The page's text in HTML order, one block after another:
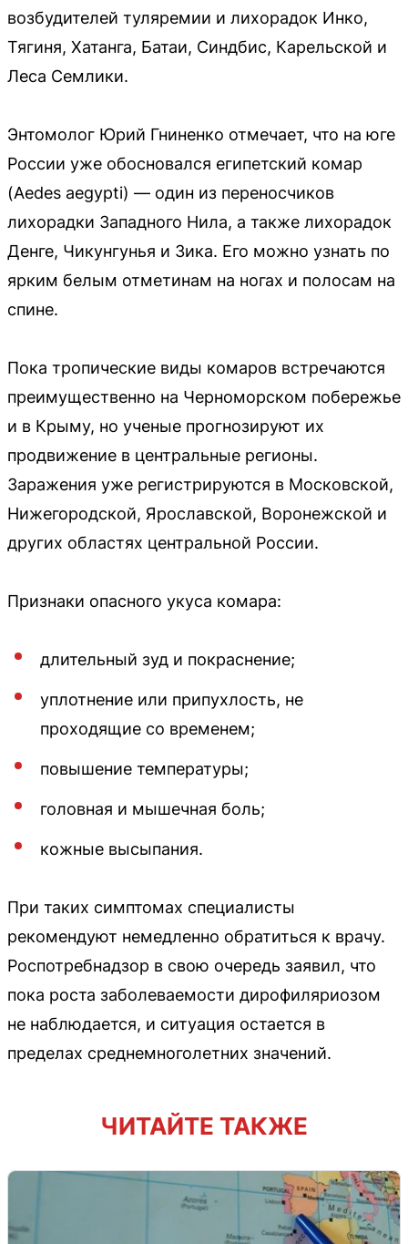
возбудителей туляремии и лихорадок Инко,
Тягиня, Хатанга, Батаи, Синдбис, Карельской и
Леса Семлики.
Энтомолог Юрий Гниненко отмечает, что на юге
России уже обосновался египетский комар
(Aedes aegypti) — один из переносчиков
лихорадки Западного Нила, а также лихорадок
Денге, Чикунгунья и Зика. Его можно узнать по
ярким белым отметинам на ногах и полосам на
спине.
Пока тропические виды комаров встречаются
преимущественно на Черноморском побережье
и в Крыму, но ученые прогнозируют их
продвижение в центральные регионы.
Заражения уже регистрируются в Московской,
Нижегородской, Ярославской, Воронежской и
других областях центральной России.
Признаки опасного укуса комара:
длительный зуд и покраснение;
уплотнение или припухлость, не
проходящие со временем;
повышение температуры;
головная и мышечная боль;
кожные высыпания.
При таких симптомах специалисты
рекомендуют немедленно обратиться к врачу.
Роспотребнадзор в свою очередь заявил, что
пока роста заболеваемости дирофиляриозом
не наблюдается, и ситуация остается в
пределах среднемноголетних значений.
ЧИТАЙТЕ ТАКЖЕ